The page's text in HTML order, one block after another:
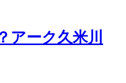
アーク久米川